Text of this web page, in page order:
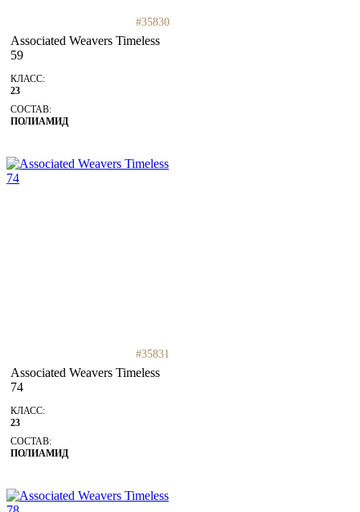
#35830
Associated Weavers Timeless
59
КЛАСС:
23
СОСТАВ:
ПОЛИАМИД
#35831
Associated Weavers Timeless
74
КЛАСС:
23
СОСТАВ:
ПОЛИАМИД